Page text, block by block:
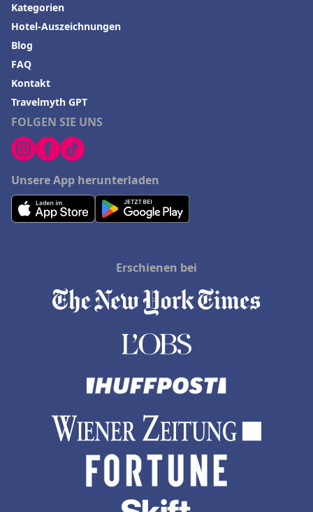
FOLGEN SIE UNS
Unsere App herunterladen
Kategorien
Hotel-Auszeichnungen
Blog
FAQ
Kontakt
Travelmyth GPT
Erschienen bei